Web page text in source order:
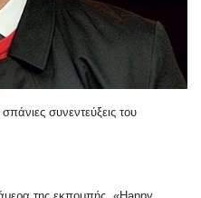
συνεντεύξεις του